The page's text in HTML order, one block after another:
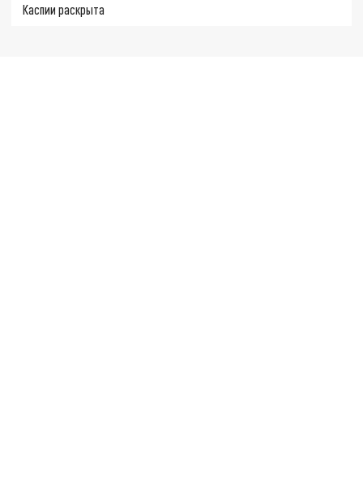
Каспии раскрыта